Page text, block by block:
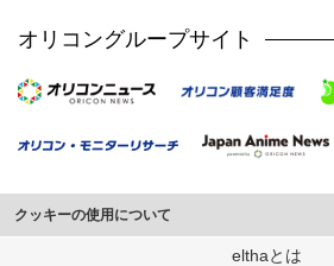
オリコングループサイト
クッキーの使用について
このサイトでは Cookie を使用して、ユーザーに
elthaとは